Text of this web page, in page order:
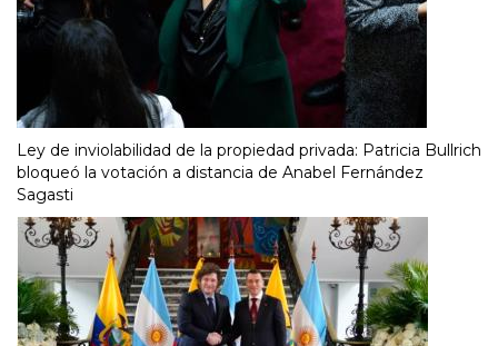
Ley de inviolabilidad de la propiedad privada: Patricia Bullrich
bloqueó la votación a distancia de Anabel Fernández
Sagasti